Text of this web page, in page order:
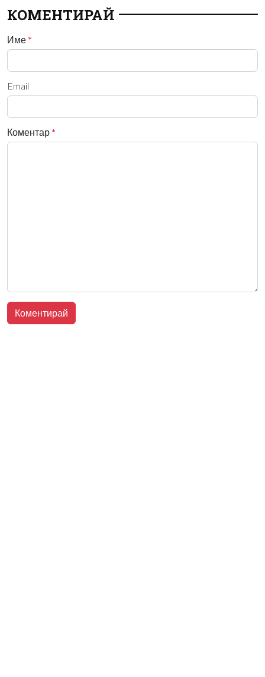
КОМЕНТИРАЙ
Име *
Email
Коментар *